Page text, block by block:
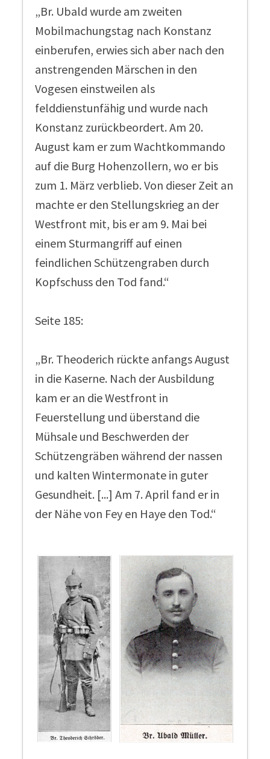
„Br. Ubald wurde am zweiten
Mobilmachungstag nach Konstanz
einberufen, erwies sich aber nach den
anstrengenden Märschen in den
Vogesen einstweilen als
felddienstunfähig und wurde nach
Konstanz zurückbeordert. Am 20.
August kam er zum Wachtkommando
auf die Burg Hohenzollern, wo er bis
zum 1. März verblieb. Von dieser Zeit an
machte er den Stellungskrieg an der
Westfront mit, bis er am 9. Mai bei
einem Sturmangriff auf einen
feindlichen Schützengraben durch
Kopfschuss den Tod fand.“
Seite 185:
„Br. Theoderich rückte anfangs August
in die Kaserne. Nach der Ausbildung
kam er an die Westfront in
Feuerstellung und überstand die
Mühsale und Beschwerden der
Schützengräben während der nassen
und kalten Wintermonate in guter
Gesundheit. [...] Am 7. April fand er in
der Nähe von Fey en Haye den Tod.“